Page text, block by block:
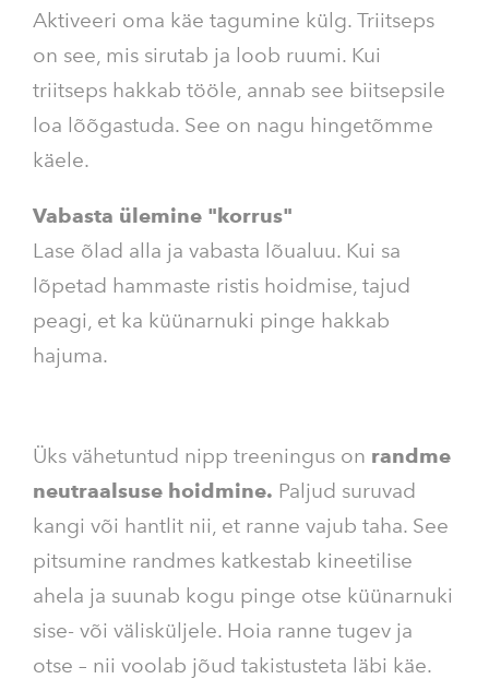
Aktiveeri oma käe tagumine külg. Triitseps
on see, mis sirutab ja loob ruumi. Kui
triitseps hakkab tööle, annab see biitsepsile
loa lõõgastuda. See on nagu hingetõmme
käele.
Vabasta ülemine "korrus"
Lase õlad alla ja vabasta lõualuu. Kui sa
lõpetad hammaste ristis hoidmise, tajud
peagi, et ka küünarnuki pinge hakkab
hajuma.
Üks vähetuntud nipp treeningus on randme
neutraalsuse hoidmine. Paljud suruvad
kangi või hantlit nii, et ranne vajub taha. See
pitsumine randmes katkestab kineetilise
ahela ja suunab kogu pinge otse küünarnuki
sise- või välisküljele. Hoia ranne tugev ja
otse – nii voolab jõud takistusteta läbi käe.